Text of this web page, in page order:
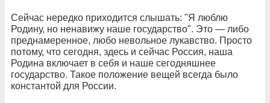
Сейчас нередко приходится слышать: "Я люблю
Родину, но ненавижу наше государство". Это — либо
преднамеренное, любо невольное лукавство. Просто
потому, что сегодня, здесь и сейчас Россия, наша
Родина включает в себя и наше сегодняшнее
государство. Такое положение вещей всегда было
константой для России.